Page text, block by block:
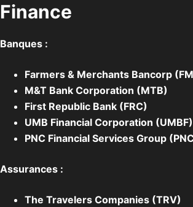
Finance
Banques :
Farmers & Merchants Bancorp
M&T Bank Corporation (MTB)
First Republic Bank (FRC)
UMB Financial Corporation (UMBF)
PNC Financial Services Group
Assurances :
The Travelers Companies (TRV)